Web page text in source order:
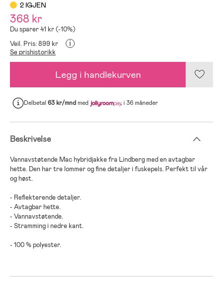
2 IGJEN
368 kr
Du sparer 41 kr (-10%)
Veil. Pris: 899 kr
i
Se prishistorikk
Legg i handlekurven
Delbetal 63 kr/mndmed i 36 måneder
Beskrivelse
Vannavstøtende Mac hybridjakke fra Lindberg med en avtagbar
hette. Den har tre lommer og fine detaljer i fuskepels. Perfekt til vår
og høst.
- Reflekterende detaljer.
- Avtagbar hette.
- Vannavstøtende.
- Stramming i nedre kant.
- 100 % polyester.